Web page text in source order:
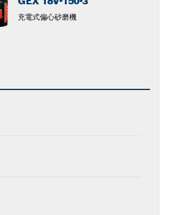
充電式偏心砂磨機